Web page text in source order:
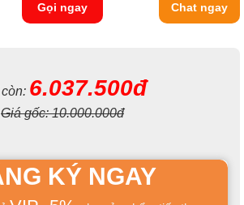
Gọi ngay Chat ngay
6.037.500đ
Giá gốc:10.000.000đ
KÝ NGAY